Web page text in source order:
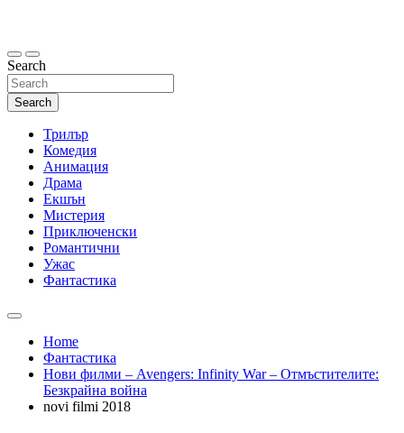
Search
Search
Трилър
Комедия
Анимация
Драма
Екшън
Мистерия
Приключенски
Романтични
Ужас
Фантастика
Home
Фантастика
Нови филми – Avengers: Infinity War – Отмъстителите:
Безкрайна война
novi filmi 2018